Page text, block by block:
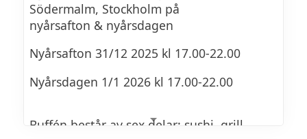
hummerbuljong - Ingefärsemulsion - Shiso
2- Helstekt Kalvrack - Duxelle -
DESSERT: Glassbåt
Södermalm, Stockholm på
nyårsafton & nyårsdagen
Nyårsafton 31/12 2025 kl 17.00-22.00
Nyårsdagen 1/1 2026 kl 17.00-22.00
Buffén består av sex delar: sushi, grill,